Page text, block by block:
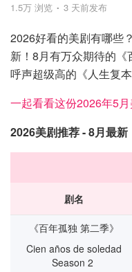
1.5万 浏览 3 天前发布
2026好看的美剧有哪些
新！8月有万众期待的《​​
呼声超级高的《人生复
一起看看这份2026年5月
2026美剧推荐 - 8月最新
剧名
《百年孤独 第二季》
Cien años de soledad
Season 2